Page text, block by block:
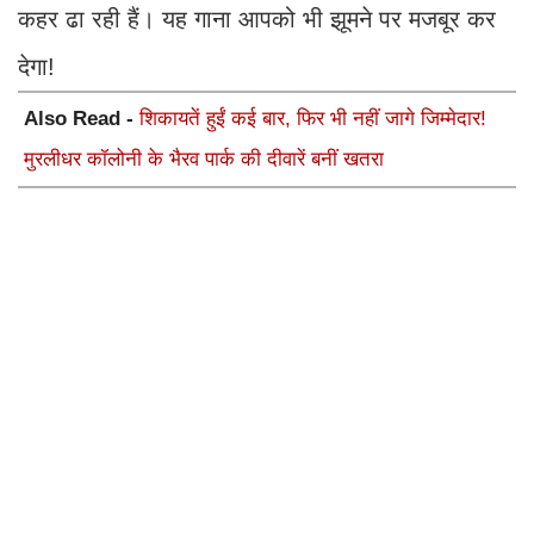
कहर ढा रही हैं। यह गाना आपको भी झूमने पर मजबूर कर
देगा!
Also Read -शिकायतें हुईं कई बार, फिर भी नहीं जागे जिम्मेदार!
मुरलीधर कॉलोनी के भैरव पार्क की दीवारें बनीं खतरा